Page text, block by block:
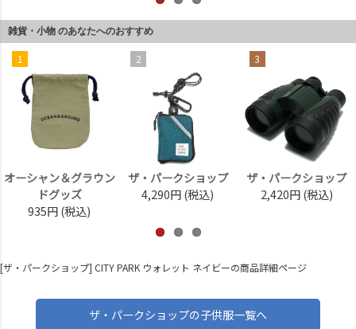
雑貨・小物 のあなたへのおすすめ
1
オーシャン＆グラウン
ドグッズ
935円 (税込)
2
ザ・パークショップ
4,290円 (税込)
3
ザ・パークショップ
2,420円 (税込)
[ザ・パークショップ] CITY PARK ウォレット ネイビーの商品詳細ページ
ザ・パークショップの子供服一覧へ